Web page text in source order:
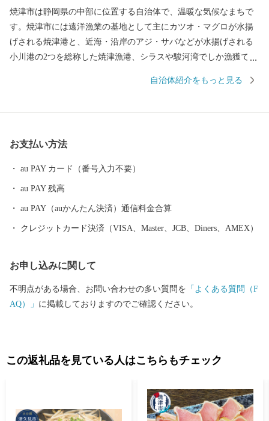
焼津市は静岡県の中部に位置する自治体で、温暖な気候なまちで
す。焼津市には遠洋漁業の基地として主にカツオ・マグロが水揚
げされる焼津港と、近海・沿岸のアジ・サバなどが水揚げされる
小川港の2つを総称した焼津漁港、シラスや駿河湾でしか漁獲でき
焼津では水産加工業も全国屈指の生産地となっており、カツオ節
をお楽しみください。
自治体紹介をもっと見る
お支払い方法
au PAY カード（番号入力不要）
au PAY 残高
au PAY（auかんたん決済）通信料金合算
クレジットカード決済（VISA、Master、JCB、Diners、AMEX）
お申し込みに関して
不明点がある場合、お問い合わせの多い質問を 「よくある質問（F
AQ）」 に掲載しておりますのでご確認ください。
この返礼品を見ている人はこちらもチェック